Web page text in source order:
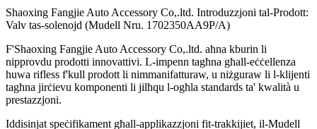
Shaoxing Fangjie Auto Accessory Co,.ltd. Introduzzjoni tal-Prodott:
Valv tas-solenojd (Mudell Nru. 1702350AA9P/A)
F'Shaoxing Fangjie Auto Accessory Co,.ltd. aħna kburin li
nipprovdu prodotti innovattivi. L-impenn tagħna għall-eċċellenza
huwa rifless f'kull prodott li nimmanifatturaw, u niżguraw li l-klijenti
tagħna jirċievu komponenti li jilħqu l-ogħla standards ta' kwalità u
prestazzjoni.
Iddisinjat speċifikament għall-applikazzjoni fit-trakkijiet, il-Mudell